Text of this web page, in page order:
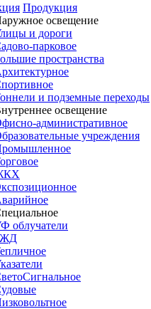
Продукция
освещение
и дороги
парковое
пространства
и подземные переходы
освещение
административное
учреждения
облучатели